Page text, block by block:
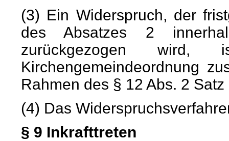
(3) Ein Widerspruch, der
des Absatzes 2
zurückgezogen
Kirchengemeindeordnung
Rahmen des § 12 Abs. 2
(4) Das
§ 9 Inkrafttreten